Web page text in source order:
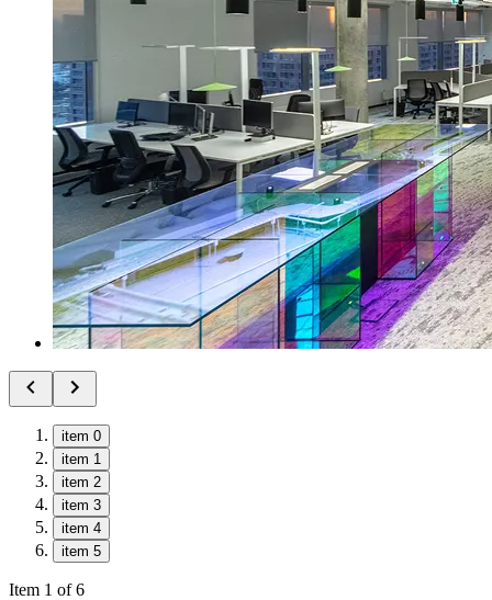
item 0
item 1
item 2
item 3
item 4
item 5
Item 1 of 6